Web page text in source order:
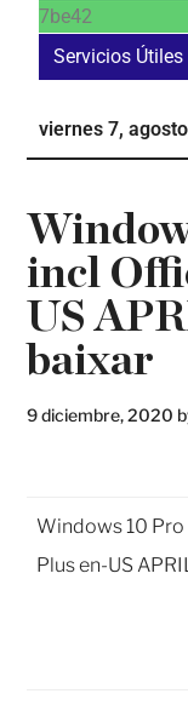
7be42
Servicios Útiles
viernes 7,
incl
US
baixar
9 diciembre, 2020
Windows 10
Plus en-US